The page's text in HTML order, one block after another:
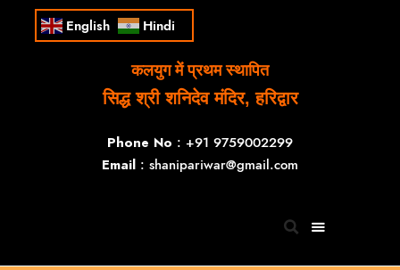
English Hindi
कलयुग में प्रथम स्थापित
सिद्ध श्री शनिदेव मंदिर, हरिद्वार
Phone No : +91 9759002299
Email : shanipariwar@gmail.com